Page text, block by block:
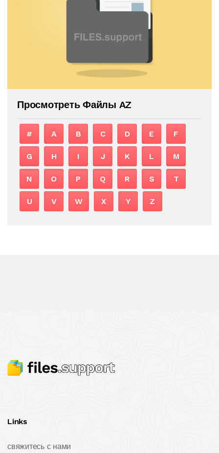
Просмотреть Файлы AZ
# A B C D E F
G H I J K L M
N O P Q R S T
U V W X Y Z
Links
свяжитесь с нами